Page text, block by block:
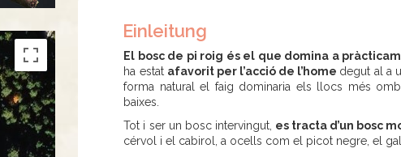
Einleitung
El bosc de pi roig és el que domina a
ha estat afavorit per l’acció de l’home degut al a
forma natural el faig dominaria els llocs més
baixes.
Tot i ser un bosc intervingut, es tracta d’un bosc
cérvol i el cabirol, a ocells com el picot negre, el